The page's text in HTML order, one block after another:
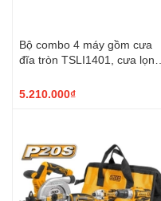
Bộ combo 4 máy gồm cưa
đĩa tròn TSLI1401, cưa lọng
và khoan TDLI20051 dùng
5.210.000₫